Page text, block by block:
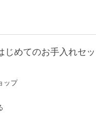
じめてのお手入れセ
ップ